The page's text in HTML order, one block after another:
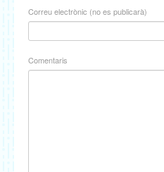
Correu electrònic (no es publicarà)
Comentaris